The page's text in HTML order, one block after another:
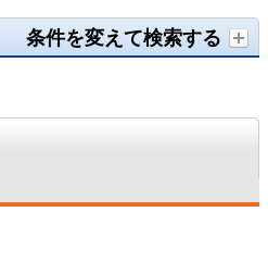
条件を変えて検索する